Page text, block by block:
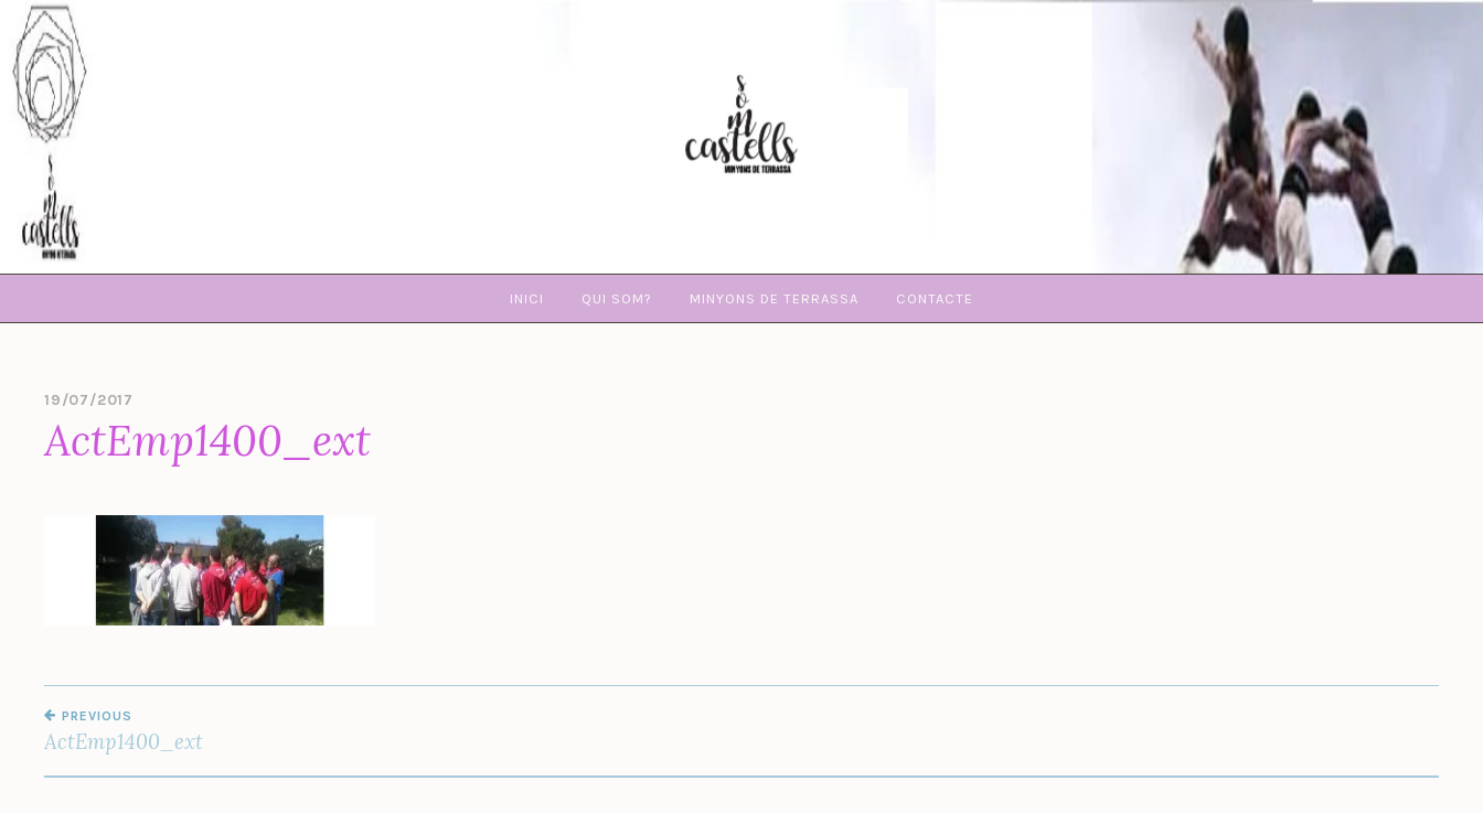
Skip
to
content
INICI QUI SOM? MINYONS DE TERRASSA CONTACTE
19/07/2017
E
U
Ñ
O
Z
ActEmp1400_ext
NAVEGACIÓ
D'ENTRADES
PREVIOUS
ActEmp1400_ext